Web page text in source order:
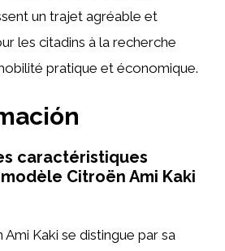
un trajet agréable et
les citadins à la recherche
pratique et économique.
caractéristiques
Citroën Ami Kaki
Kaki se distingue par sa